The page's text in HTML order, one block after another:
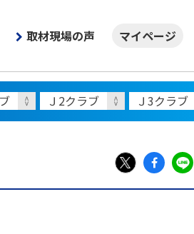
取材現場の声
マイページ
X
Fac LIN